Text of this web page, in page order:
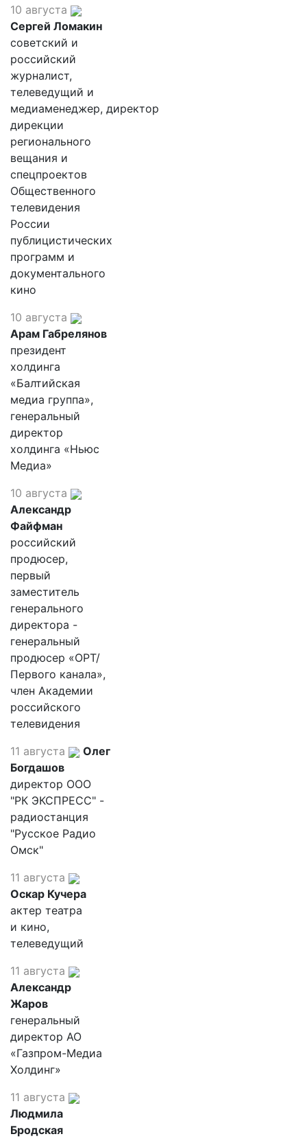
10 августа
Сергей Ломакин
советский и
российский
журналист,
телеведущий и
медиаменеджер, директор
дирекции
регионального
вещания и
спецпроектов
Общественного
телевидения
России
публицистических
программ и
документального
кино
10 августа
Арам Габрелянов
президент
холдинга
«Балтийская
медиа группа»,
генеральный
директор
холдинга «Ньюс
Медиа»
10 августа
Александр
Файфман
российский
продюсер,
первый
заместитель
генерального
директора -
генеральный
продюсер «ОРТ/
Первого канала»,
член Академии
российского
телевидения
11 августа
Олег
Богдашов
директор ООО
"РК ЭКСПРЕСС" -
радиостанция
"Русское Радио
Омск"
11 августа
Оскар Кучера
актер театра
и кино,
телеведущий
11 августа
Александр
Жаров
генеральный
директор АО
«Газпром-Медиа
Холдинг»
11 августа
Людмила
Бродская